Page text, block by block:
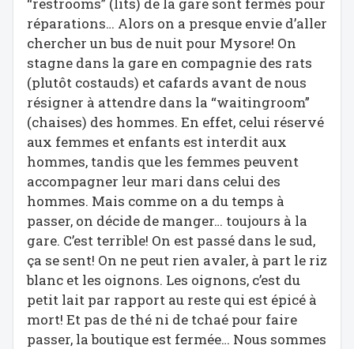
réparations… Alors on a presque envie d’aller
chercher un bus de nuit pour Mysore! On
stagne dans la gare en compagnie des rats
(plutôt costauds) et cafards avant de nous
résigner à attendre dans la “waitingroom”
(chaises) des hommes. En effet, celui réservé
aux femmes et enfants est interdit aux
hommes, tandis que les femmes peuvent
accompagner leur mari dans celui des
hommes. Mais comme on a du temps à
passer, on décide de manger… toujours à la
gare. C’est terrible! On est passé dans le sud,
ça se sent! On ne peut rien avaler, à part le riz
blanc et les oignons. Les oignons, c’est du
petit lait par rapport au reste qui est épicé à
mort! Et pas de thé ni de tchaé pour faire
passer, la boutique est fermée… Nous sommes